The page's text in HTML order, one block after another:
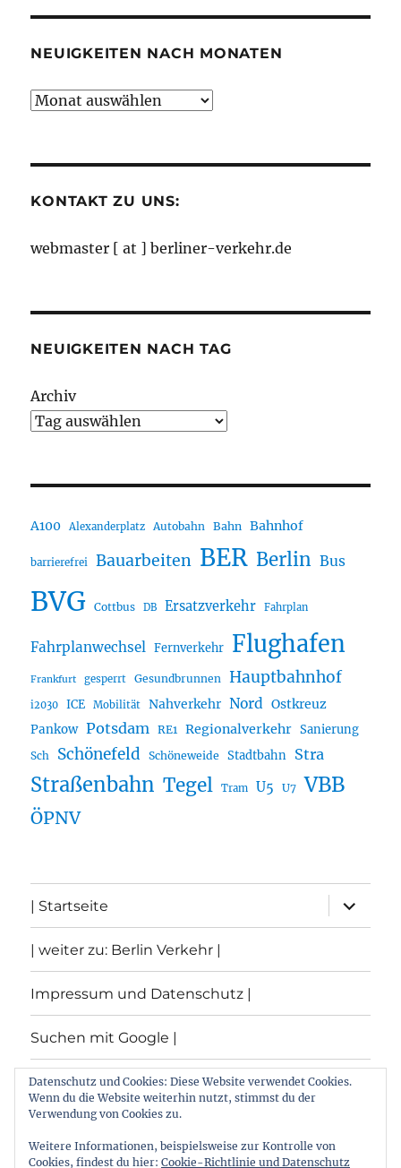
NEUIGKEITEN NACH MONATEN
Neuigkeiten
KONTAKT ZU UNS:
webmaster [ at ] berliner-verkehr.de
NEUIGKEITEN NACH TAG
Archiv
A100 Alexanderplatz Autobahn Bahn Bahnhof
barrierefrei Bauarbeiten BER Berlin Bus
BVG Cottbus DB Ersatzverkehr Fahrplan
Fahrplanwechsel Fernverkehr Flughafen
Frankfurt gesperrt Gesundbrunnen Hauptbahnhof
i2030 ICE Mobilität Nahverkehr Nord Ostkreuz
Pankow Potsdam RE1 Regionalverkehr Sanierung
Sch Schönefeld Schöneweide Stadtbahn Stra
Straßenbahn Tegel Tram U5 U7 VBB
ÖPNV
| Startseite
öffnen
| weiter zu: Berlin Verkehr |
Impressum und Datenschutz |
Suchen mit Google |
Themen
Datenschutz und Cookies: Diese Website verwendet Cookies.
Wenn du die Website weiterhin nutzt, stimmst du der
Verwendung von Cookies zu.
Weitere Informationen, beispielsweise zur Kontrolle von
Cookies, findest du hier: Cookie-Richtlinie und Datenschutz